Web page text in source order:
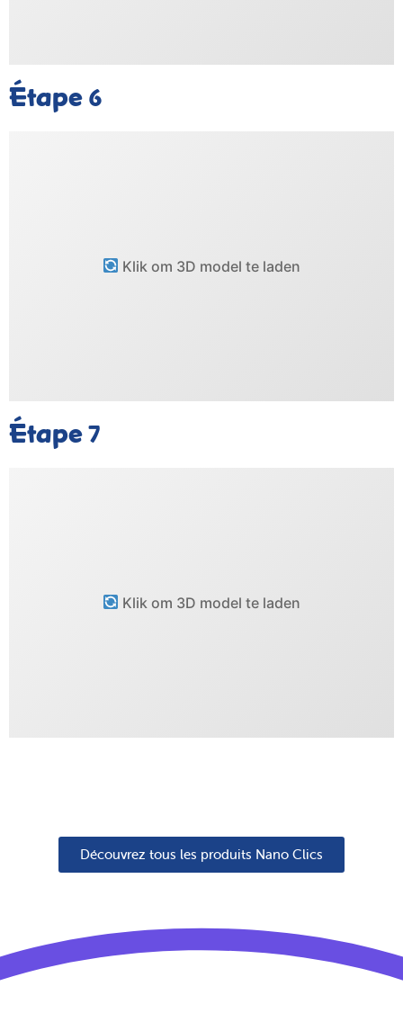
Étape 6
Klik om 3D model te laden
Étape7
Klik om 3D model te laden
Découvrez tous les produits Nano Clics